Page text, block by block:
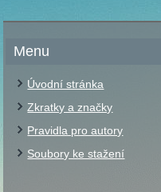
Menu
Úvodní stránka
Zkratky a značky
Pravidla pro autory
Soubory ke stažení